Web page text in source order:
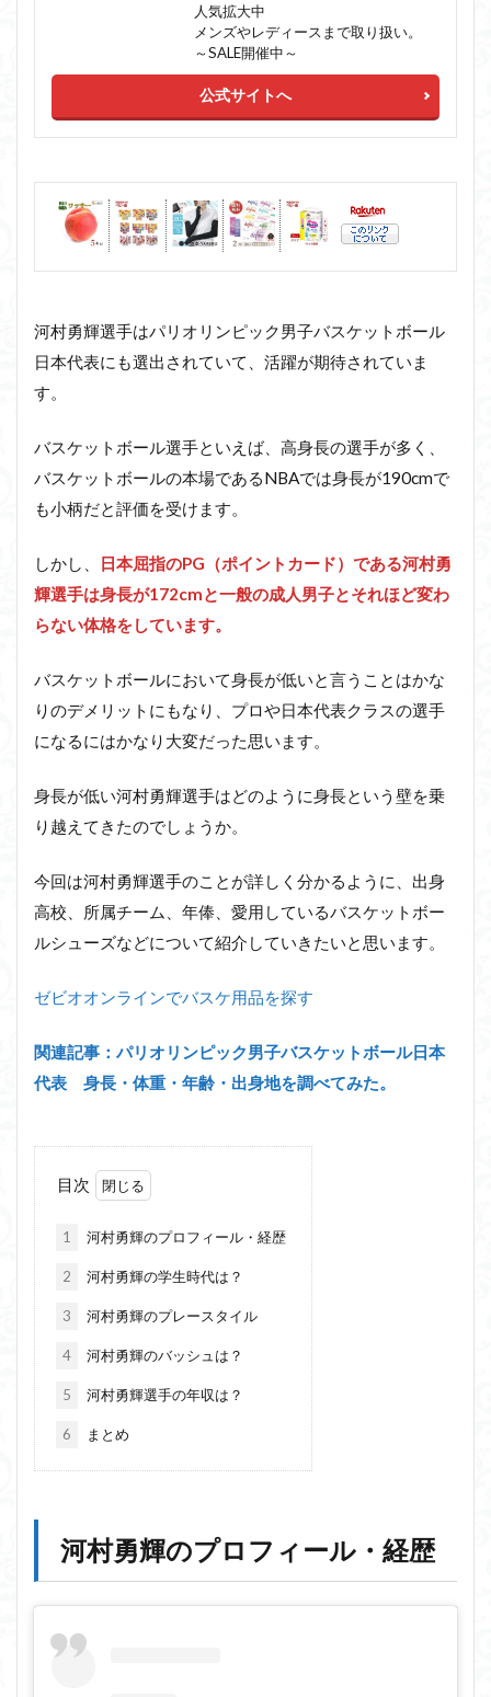
人気拡大中
メンズやレディースまで取り扱い。
～SALE開催中～
公式サイトへ
河村勇輝選手はパリオリンピック男子バスケットボール
日本代表にも選出されていて、活躍が期待されていま
す。
バスケットボール選手といえば、高身長の選手が多く、
バスケットボールの本場であるNBAでは身長が190cmで
も小柄だと評価を受けます。
しかし、
日本屈指のPG（ポイントカード）である河村勇
輝選手は身長が172cmと一般の成人男子とそれほど変わ
らない体格をしています。
バスケットボールにおいて身長が低いと言うことはかな
りのデメリットにもなり、プロや日本代表クラスの選手
になるにはかなり大変だった思います。
身長が低い河村勇輝選手はどのように身長という壁を乗
り越えてきたのでしょうか。
今回は河村勇輝選手のことが詳しく分かるように、出身
高校、所属チーム、年俸、愛用しているバスケットボー
ルシューズなどについて紹介していきたいと思います。
ゼビオオンラインでバスケ用品を探す
関連記事：パリオリンピック男子バスケットボール日本
代表 身長・体重・年齢・出身地を調べてみた。
目次
1 河村勇輝のプロフィール・経歴
2 河村勇輝の学生時代は？
3 河村勇輝のプレースタイル
4 河村勇輝のバッシュは？
5 河村勇輝選手の年収は？
6 まとめ
河村勇輝のプロフィール・経歴